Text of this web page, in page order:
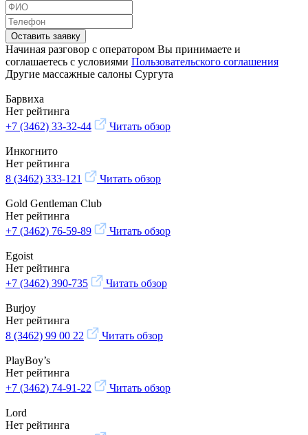
Оставить заявку
Начиная разговор с оператором Вы принимаете и
соглашаетесь с условиями Пользовательского соглашения
Другие массажные салоны Сургута
Барвиха
Нет рейтинга
+7 (3462) 33-32-44
Читать обзор
Инкогнито
Нет рейтинга
8 (3462) 333-121
Читать обзор
Gold Gentleman Club
Нет рейтинга
+7 (3462) 76-59-89
Читать обзор
Egoist
Нет рейтинга
+7 (3462) 390-735
Читать обзор
Burjoy
Нет рейтинга
8 (3462) 99 00 22
Читать обзор
PlayBoy’s
Нет рейтинга
+7 (3462) 74-91-22
Читать обзор
Lord
Нет рейтинга